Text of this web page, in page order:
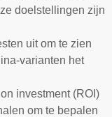
doelstellingen zijn
uit om te zien
varianten het
investment (ROI)
om te bepalen